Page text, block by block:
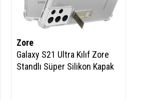
Zore
Galaxy S21 Ultra Kılıf Zore
Standlı Süper Silikon Kapak